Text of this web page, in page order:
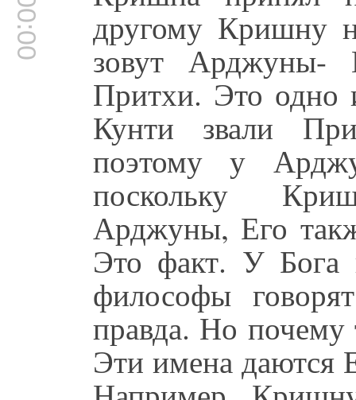
другому Кришну
зовут Арджуны-
Притхи. Это одно
Кунти звали
поэтому у
поскольку
Арджуны, Его
Это факт. У Бога
философы
правда. Но почему
Эти имена даются